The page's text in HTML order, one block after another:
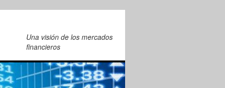
Una visión de los mercados
financieros